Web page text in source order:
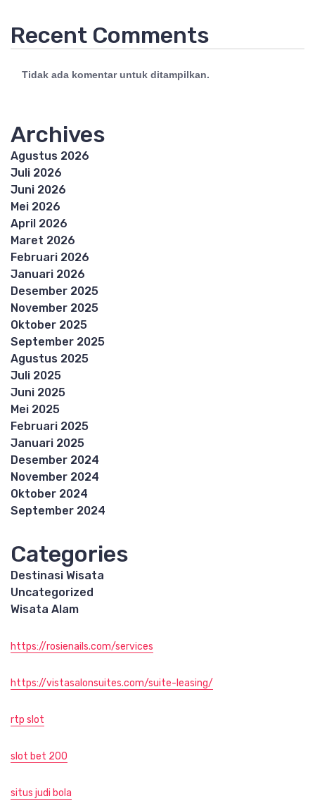
Recent Comments
Tidak ada komentar untuk ditampilkan.
Archives
Agustus 2026
Juli 2026
Juni 2026
Mei 2026
April 2026
Maret 2026
Februari 2026
Januari 2026
Desember 2025
November 2025
Oktober 2025
September 2025
Agustus 2025
Juli 2025
Juni 2025
Mei 2025
Februari 2025
Januari 2025
Desember 2024
November 2024
Oktober 2024
September 2024
Categories
Destinasi Wisata
Uncategorized
Wisata Alam
https://rosienails.com/services
https://vistasalonsuites.com/suite-leasing/
rtp slot
slot bet 200
situs judi bola